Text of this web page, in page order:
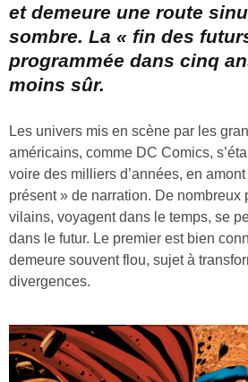
et demeure une route
sombre. La « fin des
programmée dans cinq
moins sûr.
Les univers mis en scène par les
américains, comme DC Comics,
voire des milliers d’années, en
présent » de narration. De nombreux
vilains, voyagent dans le temps, se
dans le futur. Le premier est bien
demeure souvent flou, sujet à
divergences.